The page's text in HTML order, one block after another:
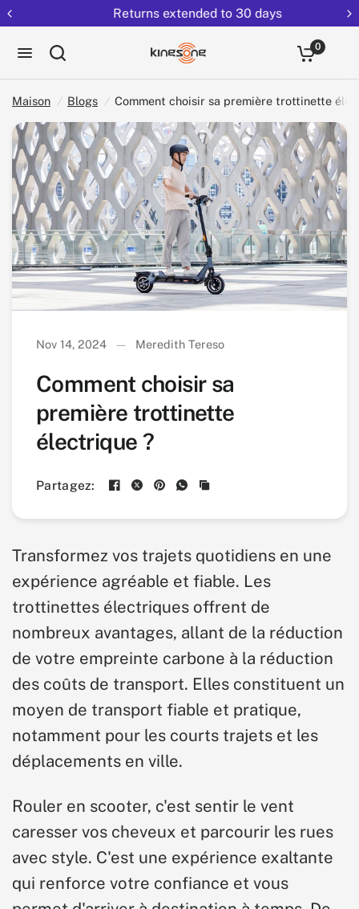
Returns extended to 30 days
0
Maison / Blogs / Comment choisir sa première trottinette
Partag
ez:
Nov 14, 2024 Meredith Tereso
Comment choisir sa
première trottinette
électrique ?
Partagez:
Transformez vos trajets quotidiens en une
expérience agréable et fiable. Les
trottinettes électriques offrent de
nombreux avantages, allant de la réduction
de votre empreinte carbone à la réduction
des coûts de transport. Elles constituent un
moyen de transport fiable et pratique,
notamment pour les courts trajets et les
déplacements en ville.
Rouler en scooter, c'est sentir le vent
caresser vos cheveux et parcourir les rues
avec style. C'est une expérience exaltante
qui renforce votre confiance et vous